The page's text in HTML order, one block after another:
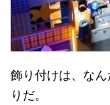
飾り付けは、な
りだ。